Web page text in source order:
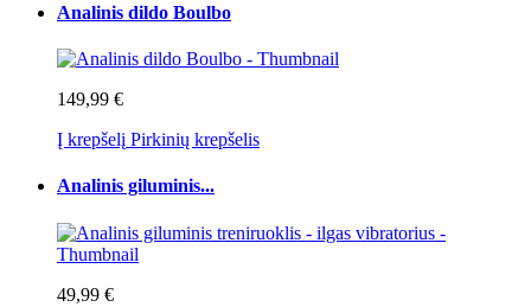
Analinis dildo Boulbo
149,99 €
Į krepšelį Pirkinių krepšelis
Analinis giluminis...
49,99 €